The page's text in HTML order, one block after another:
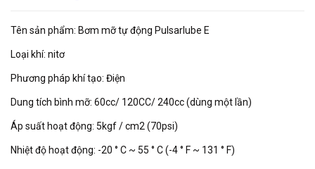
Tên sản phẩm: Bơm mỡ tự động Pulsarlube E
Loại khí: nitơ
Phương pháp khí tạo: Điện
Dung tích bình mỡ: 60cc/ 120CC/ 240cc (dùng một lần)
Áp suất hoạt động: 5kgf / cm2 (70psi)
Nhiệt độ hoạt động: -20 ° C ~ 55 ° C (-4 ° F ~ 131 ° F)